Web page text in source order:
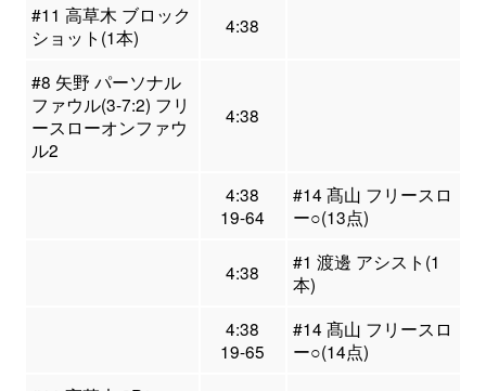
#11 高草木 ブロック
ショット(1本)
4:38
#8 矢野 パーソナル
ファウル(3-7:2) フリ
ースローオンファウ
ル2
4:38
4:38
19-64
#14 髙山 フリースロ
ー○(13点)
4:38
#1 渡邊 アシスト(1
本)
4:38
19-65
#14 髙山 フリースロ
ー○(14点)